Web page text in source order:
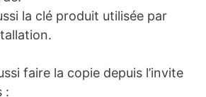
la clé produit utilisée par
faire la copie depuis l’invite
: